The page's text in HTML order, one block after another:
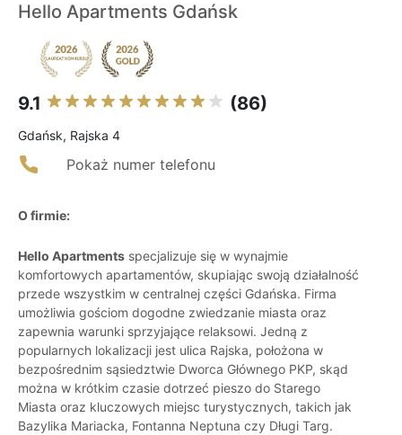
Hello Apartments Gdańsk
9.1 (86)
Gdańsk, Rajska 4
Pokaż numer telefonu
O firmie:
Hello Apartments specjalizuje się w wynajmie
komfortowych apartamentów, skupiając swoją działalność
przede wszystkim w centralnej części Gdańska. Firma
umożliwia gościom dogodne zwiedzanie miasta oraz
zapewnia warunki sprzyjające relaksowi. Jedną z
popularnych lokalizacji jest ulica Rajska, położona w
bezpośrednim sąsiedztwie Dworca Głównego PKP, skąd
można w krótkim czasie dotrzeć pieszo do Starego
Miasta oraz kluczowych miejsc turystycznych, takich jak
Bazylika Mariacka, Fontanna Neptuna czy Długi Targ.